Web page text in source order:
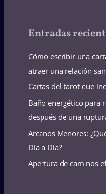
Entradas
Cómo escribir una
atraer una relación
Cartas del tarot que
Baño energético para
después de una
Arcanos Menores:
Día a Día?
Apertura de caminos